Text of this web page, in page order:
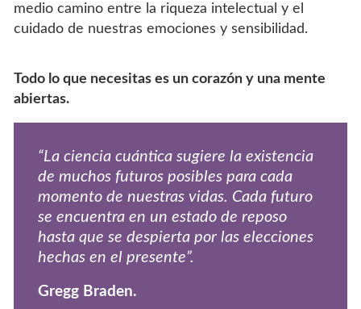
medio camino entre la riqueza intelectual y el
cuidado de nuestras emociones y sensibilidad.
Todo lo que necesitas es un corazón y una mente
abiertas.
“La ciencia cuántica sugiere la existencia
de muchos futuros posibles para cada
momento de nuestras vidas. Cada futuro
se encuentra en un estado de reposo
hasta que se despierta por las elecciones
hechas en el presente”.
Gregg Braden.